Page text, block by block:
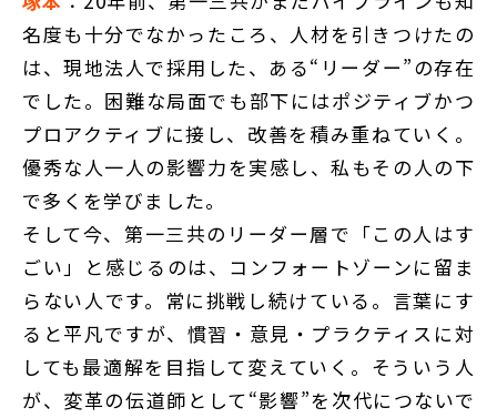
名度も十分でなかったころ、人材を引きつけたの
は、現地法人で採用した、ある“リーダー”の存在
でした。困難な局面でも部下にはポジティブかつ
プロアクティブに接し、改善を積み重ねていく。
優秀な人一人の影響力を実感し、私もその人の下
で多くを学びました。
そして今、第一三共のリーダー層で「この人はす
ごい」と感じるのは、コンフォートゾーンに留ま
らない人です。常に挑戦し続けている。言葉にす
ると平凡ですが、慣習・意見・プラクティスに対
しても最適解を目指して変えていく。そういう人
が、変革の伝道師として“影響”を次代につないで